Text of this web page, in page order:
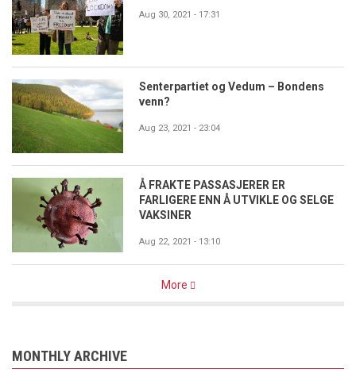
Aug 30, 2021 - 17:31
Senterpartiet og Vedum – Bondens
venn?
Aug 23, 2021 - 23:04
Å FRAKTE PASSASJERER ER
FARLIGERE ENN Å UTVIKLE OG SELGE
VAKSINER
Aug 22, 2021 - 13:10
More
MONTHLY ARCHIVE